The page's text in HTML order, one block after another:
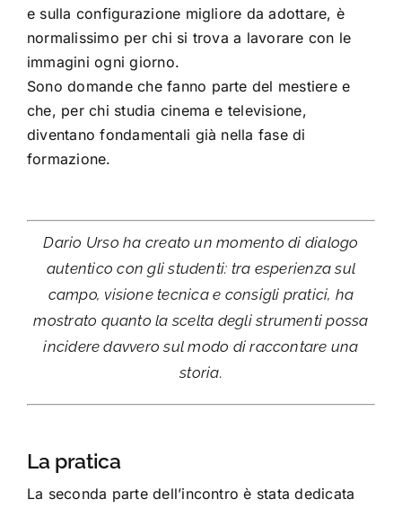
e sulla configurazione migliore da adottare, è
normalissimo per chi si trova a lavorare con le
immagini ogni giorno.
Sono domande che fanno parte del mestiere e
che, per chi studia cinema e televisione,
diventano fondamentali già nella fase di
formazione.
Dario Urso ha creato un momento di dialogo
autentico con gli studenti: tra esperienza sul
campo, visione tecnica e consigli pratici, ha
mostrato quanto la scelta degli strumenti possa
incidere davvero sul modo di raccontare una
storia.
La pratica
La seconda parte dell’incontro è stata dedicata